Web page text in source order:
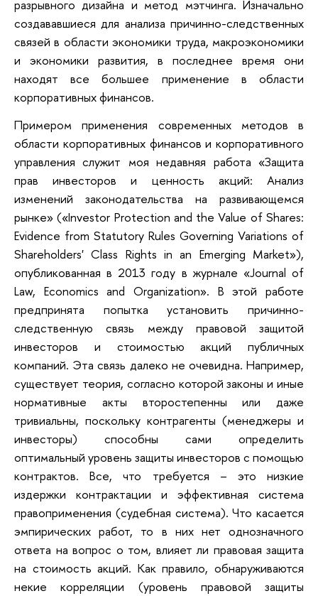
разрывного дизайна и метод мэтчинга. Изначально
создававшиеся для анализа причинно-следственных
связей в области экономики труда, макроэкономики
и экономики развития, в последнее время они
находят все большее применение в области
корпоративных финансов.
Примером применения современных методов в
области корпоративных финансов и корпоративного
управления служит моя недавняя работа «Защита
прав инвесторов и ценность акций: Анализ
изменений законодательства на развивающемся
рынке» («Investor Protection and the Value of Shares:
Evidence from Statutory Rules Governing Variations of
Shareholders' Class Rights in an Emerging Market»),
опубликованная в 2013 году в журнале «Journal of
Law, Economics and Organization». В этой работе
предпринята попытка установить причинно-
следственную связь между правовой защитой
инвесторов и стоимостью акций публичных
компаний. Эта связь далеко не очевидна. Например,
существует теория, согласно которой законы и иные
нормативные акты второстепенны или даже
тривиальны, поскольку контрагенты (менеджеры и
инвесторы) способны сами определить
оптимальный уровень защиты инвесторов с помощью
контрактов. Все, что требуется – это низкие
издержки контрактации и эффективная система
правоприменения (судебная система). Что касается
эмпирических работ, то в них нет однозначного
ответа на вопрос о том, влияет ли правовая защита
на стоимость акций. Как правило, обнаруживаются
некие корреляции (уровень правовой защиты